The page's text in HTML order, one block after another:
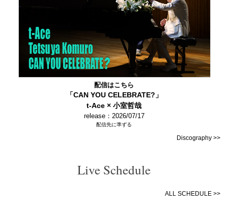
配信はこちら
「CAN YOU CELEBRATE?」
t-Ace × 小室哲哉
release：2026/07/17
配信先に準ずる
Discography >>
Live Schedule
ALL SCHEDULE >>